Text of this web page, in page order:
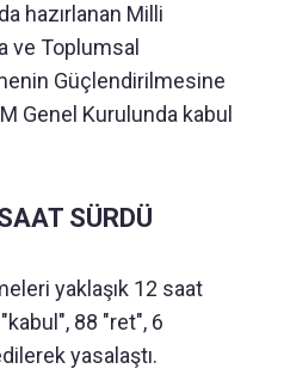
hazırlanan Milli
ve Toplumsal
Güçlendirilmesine
Genel Kurulunda kabul
SÜRDÜ
yaklaşık 12 saat
88 "ret", 6
yasalaştı.